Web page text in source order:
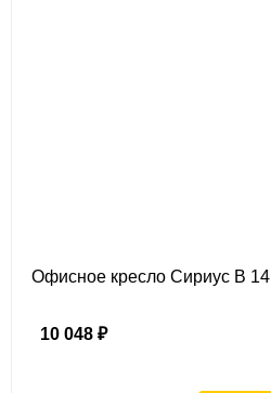
Офисное кресло Сириус B 14
10 048 ₽